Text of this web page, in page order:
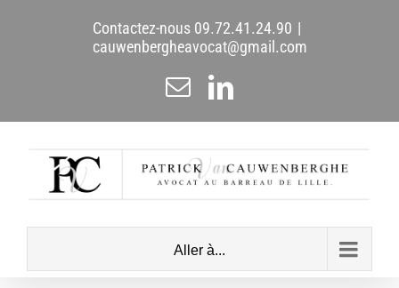
Contactez-nous 09.72.41.24.90 |
cauwenbergheavocat@gmail.com
EmailLinkedIn
Aller à...